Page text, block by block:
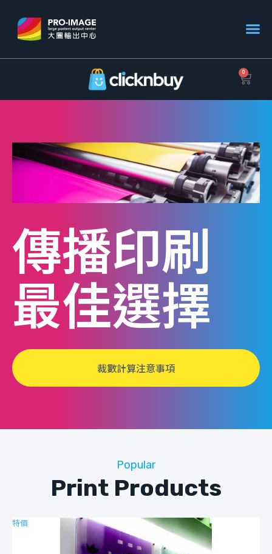
0
傳播印刷
最佳選擇
裁數計算注意事項
Popular
Print Products
特價